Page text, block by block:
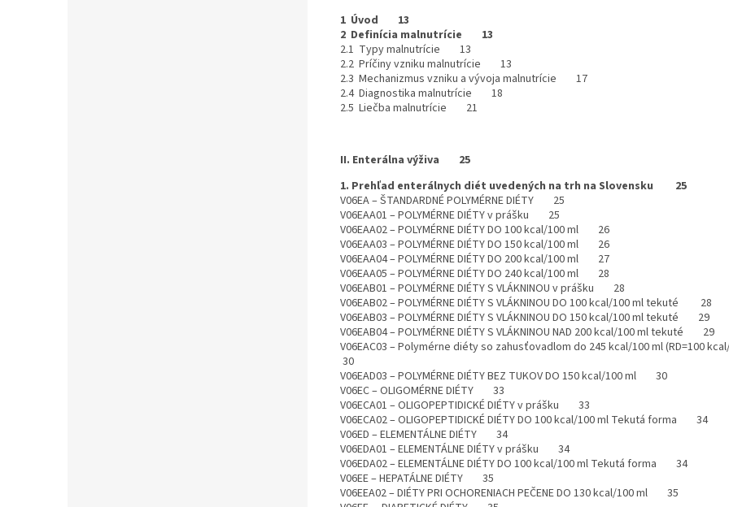
1 Úvod 13
2 Definícia malnutrície 13
2.1 Typy malnutrície 13
2.2 Príčiny vzniku malnutrície 13
2.3 Mechanizmus vzniku a vývoja malnutrície 17
2.4 Diagnostika malnutrície 18
2.5 Liečba malnutrície 21
II. Enterálna výživa 25
1. Prehľad enterálnych diét uvedených na trh na Slovensku 25
V06EA – ŠTANDARDNÉ POLYMÉRNE DIÉTY 25
V06EAA01 – POLYMÉRNE DIÉTY v prášku 25
V06EAA02 – POLYMÉRNE DIÉTY DO 100 kcal/100 ml 26
V06EAA03 – POLYMÉRNE DIÉTY DO 150 kcal/100 ml 26
V06EAA04 – POLYMÉRNE DIÉTY DO 200 kcal/100 ml 27
V06EAA05 – POLYMÉRNE DIÉTY DO 240 kcal/100 ml 28
V06EAB01 – POLYMÉRNE DIÉTY S VLÁKNINOU v prášku 28
V06EAB02 – POLYMÉRNE DIÉTY S VLÁKNINOU DO 100 kcal/100 ml tekuté 28
V06EAB03 – POLYMÉRNE DIÉTY S VLÁKNINOU DO 150 kcal/100 ml tekuté 29
V06EAB04 – POLYMÉRNE DIÉTY S VLÁKNINOU NAD 200 kcal/100 ml tekuté 29
V06EAC03 – Polymérne diéty so zahusťovadlom do 245 kcal/100 ml (RD=100
30
V06EAD03 – POLYMÉRNE DIÉTY BEZ TUKOV DO 150 kcal/100 ml 30
V06EC – OLIGOMÉRNE DIÉTY 33
V06ECA01 – OLIGOPEPTIDICKÉ DIÉTY v prášku 33
V06ECA02 – OLIGOPEPTIDICKÉ DIÉTY DO 100 kcal/100 ml Tekutá forma 34
V06ED – ELEMENTÁLNE DIÉTY 34
V06EDA01 – ELEMENTÁLNE DIÉTY v prášku 34
V06EDA02 – ELEMENTÁLNE DIÉTY DO 100 kcal/100 ml Tekutá forma 34
V06EE – HEPATÁLNE DIÉTY 35
V06EEA02 – DIÉTY PRI OCHORENIACH PEČENE DO 130 kcal/100 ml 35